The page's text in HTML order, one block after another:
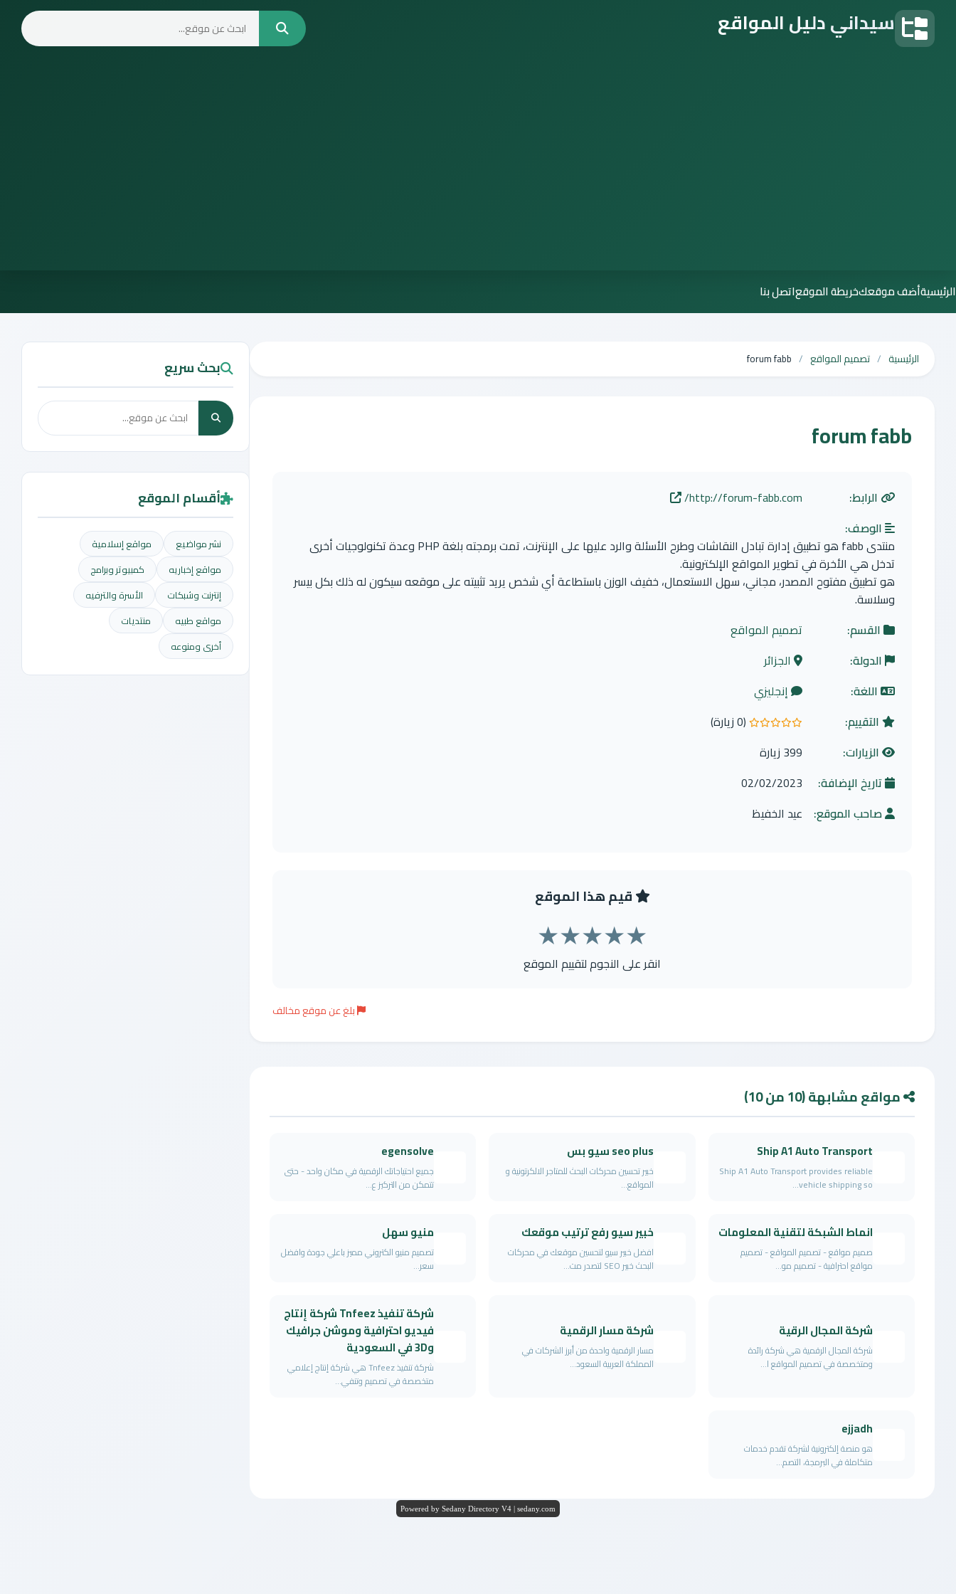
سيداني دليل المواقع
الرئيسيةأضف موقعكخريطة الموقعاتصل بنا
الرئيسية تصميم المواقع forum fabb
forum fabb
الرابط:
http://forum-fabb.com/
الوصف:
منتدى fabb هو تطبيق إدارة تبادل النقاشات وطرح الأسئلة والرد عليها على الإنترنت، تمت برمجته بلغة PHP وعدة تكنولوجيات أخرى
تدخل هي الأخرة في تطوير المواقع الإلكترونية.
هو تطبيق مفتوح المصدر، مجاني، سهل الاستعمال، خفيف الوزن باستطاعة أي شخص يريد تثبيته على موقعه سيكون له ذلك بكل بيسر
وسلاسة.
القسم:
تصميم المواقع
الدولة:
الجزائر
اللغة:
إنجليزي
التقييم:
0.0 من 5 نجوم
(0 زيارة)
الزيارات:
399 زيارة
تاريخ الإضافة:
02/02/2023
صاحب الموقع: عيد الخفيظ
قيم هذا الموقع
★
★
★
★
★
انقر على النجوم لتقييم الموقع
بلغ عن موقع مخالف
مواقع مشابهة (10 من 10)
Ship A1 Auto Transport
Ship A1 Auto Transport provides reliable
vehicle shipping so...
seo plus سيو بس
خبير تحسين محركات البحث للمتاجر الالكرتونية و
المواقع...
egensolve
جميع احتياجاتك الرقمية في مكان واحد - حتى
تتمكن من التركيز ع...
انماط الشبكة لتقنية المعلومات
صميم مواقع - تصميم المواقع - تصميم
مواقع احترافية - تصميم مو...
خبير سيو رفع ترتيب موقعك
افضل خبير سيو لتحسين موقعك في محركات
البحث خبير SEO لتصدر مت...
منيو سهل
تصميم منيو الكتروني مميز باعلي جودة وافضل
سعر...
شركة المجال الرقية
شركة المجال الرقمية هي شركة رائدة
ومتخصصة في تصميم المواقع ا...
شركة مسار الرقمية
مسار الرقمية واحدة من أبرز الشركات في
المملكة العربية السعود...
شركة تنفيذ Tnfeez شركة إنتاج
فيديو احترافية وموشن جرافيك
و3D في السعودية
شركة تنفيذ Tnfeez هي شركة إنتاج إعلامي
متخصصة في تصميم وتنفي...
ejjadh
هو منصة إلكترونية لشركة تقدم خدمات
متكاملة في البرمجة، التصم...
بحث سريع
أقسام الموقع
نشر مواضيع
مواقع إسلامية
مواقع إخباريه
كمبيوتر وبرامج
إنترنت وشبكات
الأسرة والترفيه
مواقع طبيه
منتديات
أخرى ومنوعه
Powered by Sedany Directory V4 | sedany.com